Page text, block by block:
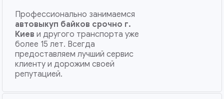
Профессионально занимаемся
автовыкуп байков срочно г.
Киеви другого транспорта уже
более 15 лет. Всегда
предоставляем лучший сервис
клиенту и дорожим своей
репутацией.